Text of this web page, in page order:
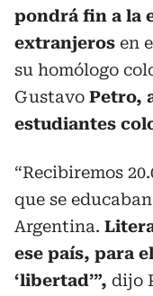
pondrá fin a la
extranjeros en
su homólogo
Gustavo Petro,
estudiantes
“Recibiremos
que se
Argentina.
ese país, para
‘libertad’”, dijo